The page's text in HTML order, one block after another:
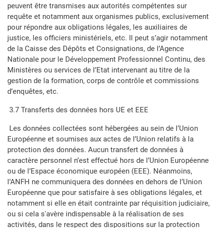
peuvent être transmises aux autorités compétentes sur
requête et notamment aux organismes publics, exclusivement
pour répondre aux obligations légales, les auxiliaires de
justice, les officiers ministériels, etc. Il peut s’agir notamment
de la Caisse des Dépôts et Consignations, de l’Agence
Nationale pour le Développement Professionnel Continu, des
Ministères ou services de l’Etat intervenant au titre de la
gestion de la formation, corps de contrôle et commissions
d’enquêtes, etc.
3.7 Transferts des données hors UE et EEE
Les données collectées sont hébergées au sein de l’Union
Européenne et soumises aux actes de l’Union relatifs à la
protection des données. Aucun transfert de données à
caractère personnel n’est effectué hors de l’Union Européenne
ou de l’Espace économique européen (EEE). Néanmoins,
l’ANFH ne communiquera des données en dehors de l’Union
Européenne que pour satisfaire à ses obligations légales, et
notamment si elle en était contrainte par réquisition judiciaire,
ou si cela s'avère indispensable à la réalisation de ses
activités, dans le respect des dispositions sur la protection